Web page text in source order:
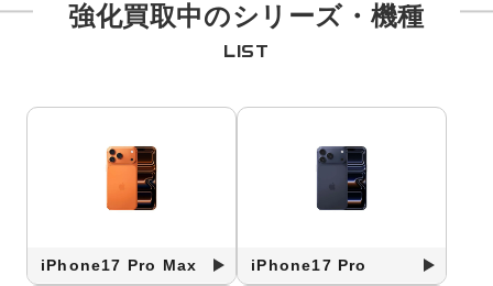
強化買取中のシリーズ・機種
LIST
iPhone17 Pro Max iPhone17 Pro